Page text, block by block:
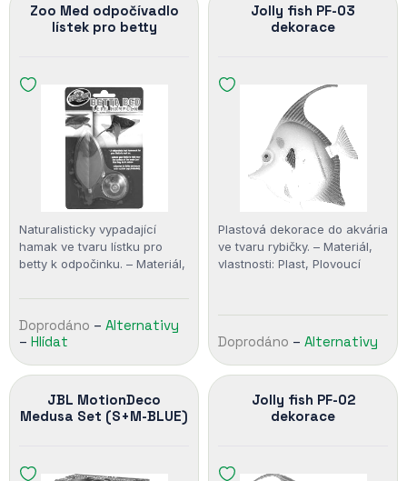
Zoo Med odpočívadlo
lístek pro betty
Naturalisticky vypadající
hamak ve tvaru lístku pro
betty k odpočinku. – Materiál,
Doprodáno – Alternativy
– Hlídat
Jolly fish PF-03
dekorace
Plastová dekorace do akvária
ve tvaru rybičky. – Materiál,
vlastnosti: Plast, Plovoucí
Doprodáno – Alternativy
JBL MotionDeco
Medusa Set (S+M-BLUE)
Jolly fish PF-02
dekorace